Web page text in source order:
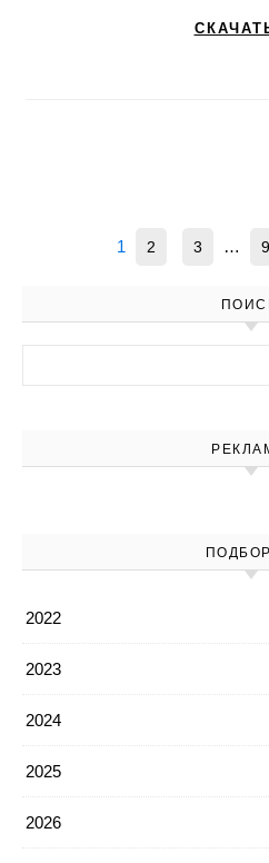
1 2 3 … 9
2022
2023
2024
2025
2026